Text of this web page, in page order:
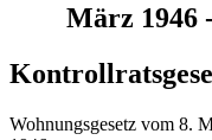
März 1946
Wohnungsgesetz vom 8.